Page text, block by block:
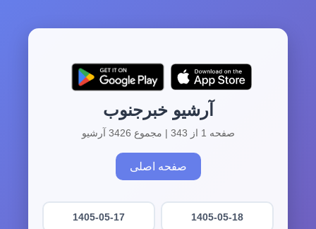
آرشیو خبرجنوب
صفحه 1 از 343 | مجموع 3426 آرشیو
صفحه اصلی
1405-05-18
1405-05-17